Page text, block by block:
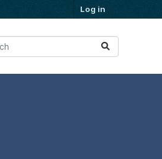
Log in